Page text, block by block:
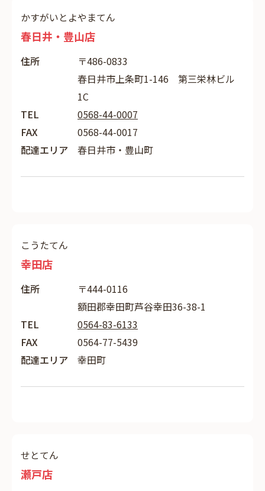
かすがいとよやまてん
春日井・豊山店
住所
〒486-0833
春日井市上条町1-146 第三栄林ビル
1C
TEL
0568-44-0007
FAX
0568-44-0017
配達エリア
春日井市・豊山町
こうたてん
幸田店
住所
〒444-0116
額田郡幸田町芦谷幸田36-38-1
TEL
0564-83-6133
FAX
0564-77-5439
配達エリア
幸田町
せとてん
瀬戸店